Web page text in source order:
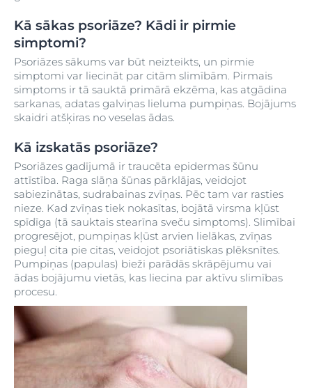
Kā sākas psoriāze? Kādi ir pirmie
simptomi?
Psoriāzes sākums var būt neizteikts, un pirmie
simptomi var liecināt par citām slimībām. Pirmais
simptoms ir tā sauktā primārā ekzēma, kas atgādina
sarkanas, adatas galviņas lieluma pumpiņas. Bojājums
skaidri atšķiras no veselas ādas.
Kā izskatās psoriāze?
Psoriāzes gadījumā ir traucēta epidermas šūnu
attīstība. Raga slāņa šūnas pārklājas, veidojot
sabiezinātas, sudrabainas zvīņas. Pēc tam var rasties
nieze. Kad zvīņas tiek nokasītas, bojātā virsma kļūst
spīdīga (tā sauktais stearīna sveču simptoms). Slimībai
progresējot, pumpiņas kļūst arvien lielākas, zvīņas
pieguļ cita pie citas, veidojot psoriātiskas plēksnītes.
Pumpiņas (papulas) bieži parādās skrāpējumu vai
ādas bojājumu vietās, kas liecina par aktīvu slimības
procesu.